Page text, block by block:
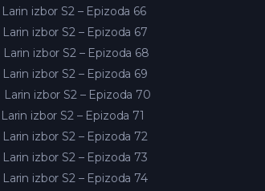
Larin izbor S2 – Epizoda 66
Larin izbor S2 – Epizoda 67
Larin izbor S2 – Epizoda 68
Larin izbor S2 – Epizoda 69
Larin izbor S2 – Epizoda 70
Larin izbor S2 – Epizoda 71
Larin izbor S2 – Epizoda 72
Larin izbor S2 – Epizoda 73
Larin izbor S2 – Epizoda 74